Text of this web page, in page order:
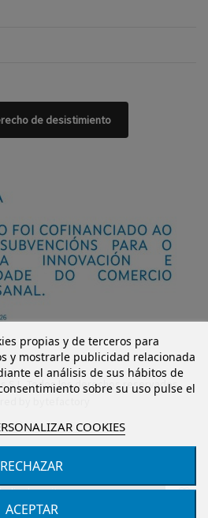
al carrito
propias y de terceros para
y mostrarle publicidad relacionada
el análisis de sus hábitos de
sobre su uso pulse el
COOKIES
RECHAZAR
ACEPTAR
de desistimiento
S.L. Todos los derechos reservados.